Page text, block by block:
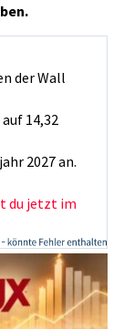
der Wall
14,32
2027 an.
du jetzt im